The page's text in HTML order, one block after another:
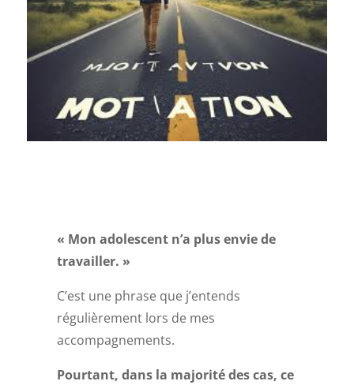
« Mon adolescent n’a plus envie de
travailler. »
C’est une phrase que j’entends
régulièrement lors de mes
accompagnements.
Pourtant, dans la majorité des cas, ce